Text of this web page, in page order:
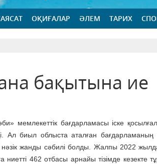
ОҚИҒАЛАР ӘЛЕМ ТАРИХ
бақытына ие
мемлекеттік бағдарламасы іске
Ал биыл облыста аталған бағдарламаның
нәзік жанды сәбилі болды. Жалпы 2022
ниетті 462 отбасы арнайы тізімде кезекте